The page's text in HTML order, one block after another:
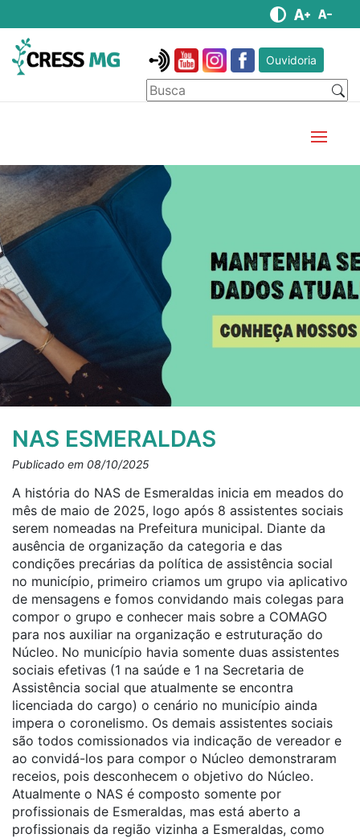
Ouvidoria
NAS ESMERALDAS
Publicado em 08/10/2025
A história do NAS de Esmeraldas inicia em meados do
mês de maio de 2025, logo após 8 assistentes sociais
serem nomeadas na Prefeitura municipal. Diante da
ausência de organização da categoria e das
condições precárias da política de assistência social
no município, primeiro criamos um grupo via aplicativo
de mensagens e fomos convidando mais colegas para
compor o grupo e conhecer mais sobre a COMAGO
para nos auxiliar na organização e estruturação do
Núcleo. No município havia somente duas assistentes
sociais efetivas (1 na saúde e 1 na Secretaria de
Assistência social que atualmente se encontra
licenciada do cargo) o cenário no município ainda
impera o coronelismo. Os demais assistentes sociais
são todos comissionados via indicação de vereador e
ao convidá-los para compor o Núcleo demonstraram
receios, pois desconhecem o objetivo do Núcleo.
Atualmente o NAS é composto somente por
profissionais de Esmeraldas, mas está aberto a
profissionais da região vizinha a Esmeraldas, como